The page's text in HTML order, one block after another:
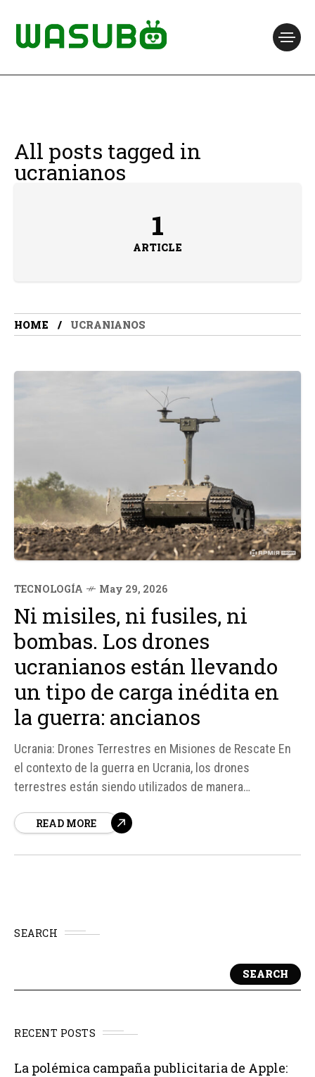
All posts tagged in
ucranianos
1
ARTICLE
HOME UCRANIANOS
TECNOLOGÍA May 29, 2026
Ni misiles, ni fusiles, ni
bombas. Los drones
ucranianos están llevando
un tipo de carga inédita en
la guerra: ancianos
Ucrania: Drones Terrestres en Misiones de Rescate En
el contexto de la guerra en Ucrania, los drones
terrestres están siendo utilizados de manera
en zonas de conflicto. Según fuentes, estos vehículos
READ MORE
SEARCH
SEARCH
RECENT POSTS
La polémica campaña publicitaria de Apple: